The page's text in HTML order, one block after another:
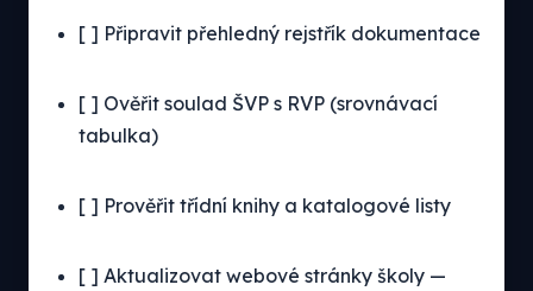
[ ] Připravit přehledný rejstřík dokumentace
[ ] Ověřit soulad ŠVP s RVP (srovnávací
tabulka)
[ ] Prověřit třídní knihy a katalogové listy
[ ] Aktualizovat webové stránky školy —